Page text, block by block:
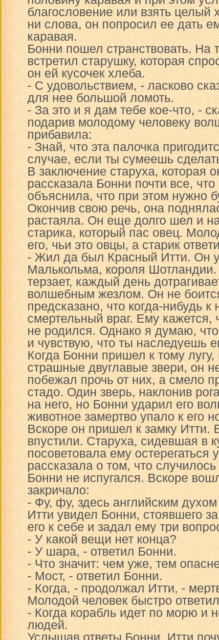
благословение или взять целый
ни слова, он попросил ее дать
каравая.
Бонни пошел странствовать. На
встретил старушку, которая
он ей кусочек хлеба.
- С удовольствием, - ласково
для нее большой ломоть.
- За это и я дам тебе кое-что, -
подарив молодому человеку
прибавила:
- Знай, что эта палочка
случае, если ты сумеешь
В заключение старуха, которая
рассказала Бонни почти все,
объяснила, что при этом нужно
Окончив свою речь, она
растаяла. Он еще долго шел и
старика, который пас овец.
его, чьи это овцы, а старик
- Жил да был Красный Итти. Он
Малькольма, короля
терзает, каждый день
волшебным жезлом. Он не
предсказано, что когда-нибудь к
смертельный враг. Ему кажется,
не родился. Однако я думаю,
и чувствую, что ты наследуешь
Когда Бонни пришел к тому
страшные двуглавые звери, он
побежал прочь от них, а смело
стадо. Один зверь, наклонив
на него, но Бонни ударил его
животное замертво упало к его
Вскоре он пришел к замку Итти.
впустили. Старуха, сидевшая в
посоветовала ему остерегаться
рассказала о том, что
Бонни не испугался. Вскоре
закричало:
- Фу, фу, здесь английским
Итти увидел Бонни, стоявшего
его к себе и задал ему три
- У какой вещи нет конца?
- У шара, - ответил Бонни.
- Что значит: чем уже, тем
- Мост, - ответил Бонни.
- Когда, - продолжал Итти, -
Молодой человек быстро
- Когда корабль идет по морю и
людей.
Услышав ответы Бонни, Итти